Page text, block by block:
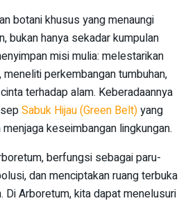
botani khusus yang menaungi
bukan hanya sekadar kumpulan
misi mulia: melestarikan
perkembangan tumbuhan,
terhadap alam. Keberadaannya
Sabuk Hijau (Green Belt)yang
keseimbangan lingkungan.
berfungsi sebagai paru-
dan menciptakan ruang terbuka
Di Arboretum, kita dapat menelusuri